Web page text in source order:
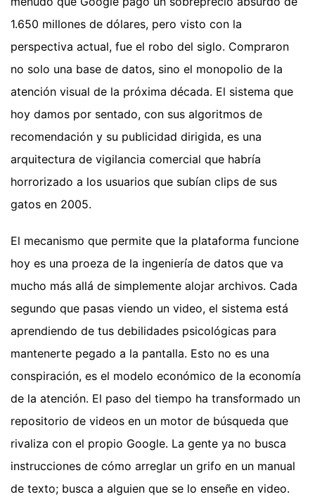
1.650 millones de dólares, pero visto con la
perspectiva actual, fue el robo del siglo. Compraron
no solo una base de datos, sino el monopolio de la
atención visual de la próxima década. El sistema que
hoy damos por sentado, con sus algoritmos de
recomendación y su publicidad dirigida, es una
arquitectura de vigilancia comercial que habría
horrorizado a los usuarios que subían clips de sus
gatos en 2005.
El mecanismo que permite que la plataforma funcione
hoy es una proeza de la ingeniería de datos que va
mucho más allá de simplemente alojar archivos. Cada
segundo que pasas viendo un video, el sistema está
aprendiendo de tus debilidades psicológicas para
mantenerte pegado a la pantalla. Esto no es una
conspiración, es el modelo económico de la economía
de la atención. El paso del tiempo ha transformado un
repositorio de videos en un motor de búsqueda que
rivaliza con el propio Google. La gente ya no busca
instrucciones de cómo arreglar un grifo en un manual
de texto; busca a alguien que se lo enseñe en video.